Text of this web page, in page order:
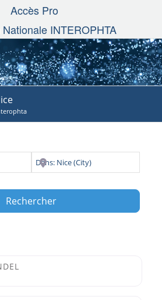
Accès Pro
INTEROPHTA
Près de
RechercherSearch